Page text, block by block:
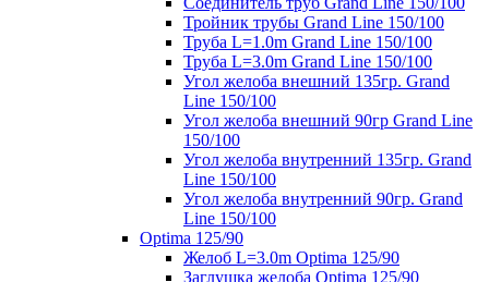
Тройник трубы Grand Line 150/100
Труба L=1.0m Grand Line 150/100
Труба L=3.0m Grand Line 150/100
Угол желоба внешний 135гр. Grand
Line 150/100
Угол желоба внешний 90гр Grand Line
150/100
Угол желоба внутренний 135гр. Grand
Line 150/100
Угол желоба внутренний 90гр. Grand
Line 150/100
Optima 125/90
Желоб L=3.0m Optima 125/90
Заглушка желоба Optima 125/90